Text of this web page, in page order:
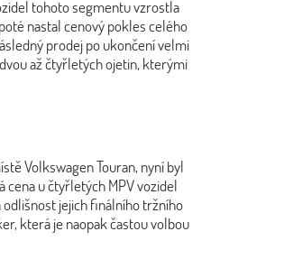
tohoto segmentu vzrostla
nastal cenový pokles celého
prodej po ukončení velmi
až čtyřletých ojetin, kterými
Volkswagen Touran, nyní byl
u čtyřletých MPV vozidel
jejich finálního tržního
která je naopak častou volbou